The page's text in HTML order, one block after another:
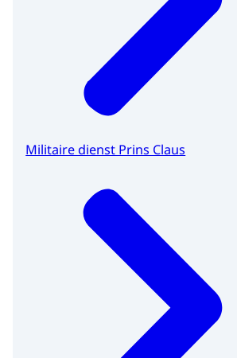
Militaire dienst Prins Claus